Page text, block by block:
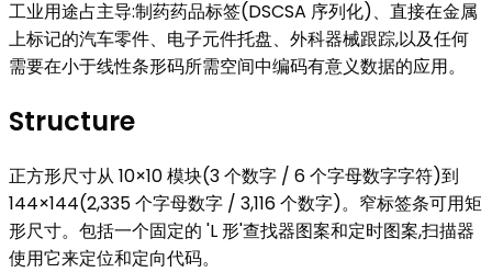
工业用途占主导:制药药品标签(DSCSA 序列化)、直接在金属
上标记的汽车零件、电子元件托盘、外科器械跟踪,以及任何
需要在小于线性条形码所需空间中编码有意义数据的应用。
Structure
正方形尺寸从 10×10 模块(3 个数字 / 6 个字母数字字符)到
144×144(2,335 个字母数字 / 3,116 个数字)。窄标签条可用矩
形尺寸。包括一个固定的 'L 形'查找器图案和定时图案,扫描器
使用它来定位和定向代码。